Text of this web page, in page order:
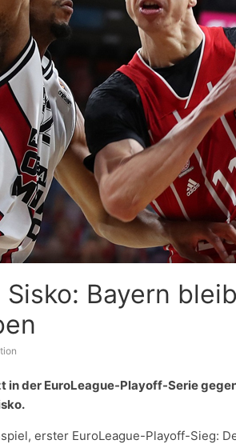
Bayern
in der EuroLeague-Playoff-Serie
erster EuroLeague-Playoff-Sieg: